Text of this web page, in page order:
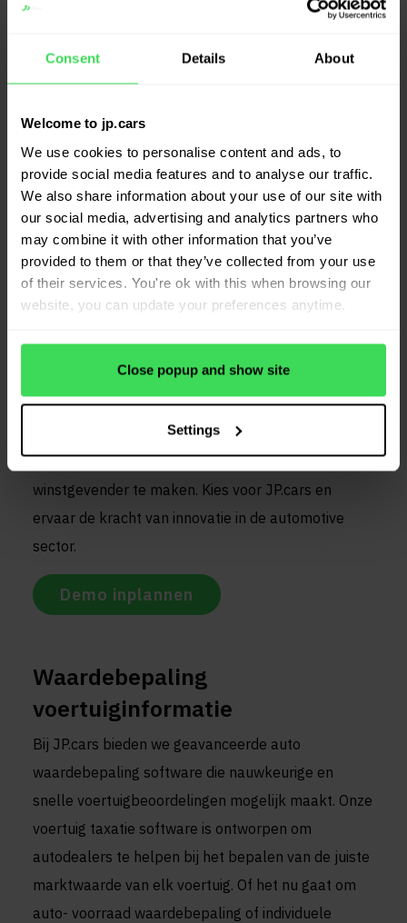
Consent Details About
Welcome to jp.cars
We use cookies to personalise content and ads, to
provide social media features and to analyse our traffic.
We also share information about your use of our site with
our social media, advertising and analytics partners who
may combine it with other information that you’ve
provided to them or that they’ve collected from your use
of their services. You're ok with this when browsing our
website, you can update your preferences anytime.
Close popup and show site
Settings
Voertuiginformatie software
JP.cars biedt geavanceerde voertuiginformatie
software die uw autohandel naar een hoger niveau
tilt. Onze software voor autohandel helpt u bij het
stroomlijnen van uw dagelijkse processen,
waardoor u meer tijd overhoudt om te focussen op
uw klanten. Met onze autobedrijf management
software heeft u altijd inzicht in uw voorraad,
wij robuuste automotive ERP software die alle
aspecten van uw bedrijfsvoering integreert in één
gebruiksvriendelijk systeem. Of u nu een grote of
kleine autodealer bent, onze autodealer software
oplossing is ontworpen om uw bedrijf efficiënter en
winstgevender te maken. Kies voor JP.cars en
ervaar de kracht van innovatie in de automotive
sector.
Demo inplannen
Waardebepaling
voertuiginformatie
Bij JP.cars bieden we geavanceerde auto
waardebepaling software die nauwkeurige en
snelle voertuigbeoordelingen mogelijk maakt. Onze
voertuig taxatie software is ontworpen om
autodealers te helpen bij het bepalen van de juiste
marktwaarde van elk voertuig. Of het nu gaat om
auto- voorraad waardebepaling of individuele